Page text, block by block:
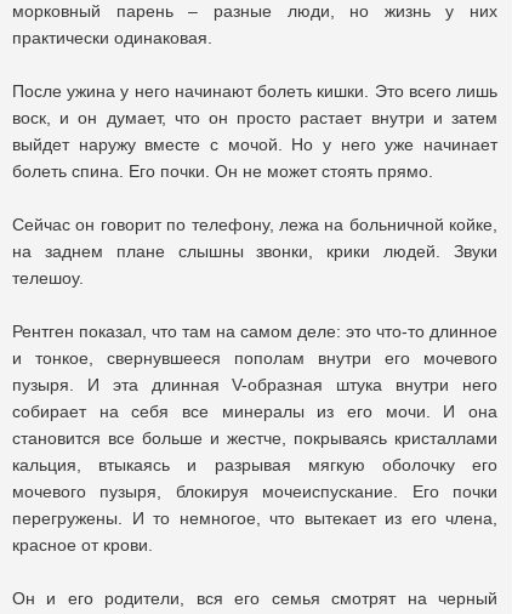
морковный парень – разные люди, но жизнь у них
практически одинаковая.
После ужина у него начинают болеть кишки. Это всего лишь
воск, и он думает, что он просто растает внутри и затем
выйдет наружу вместе с мочой. Но у него уже начинает
болеть спина. Его почки. Он не может стоять прямо.
Сейчас он говорит по телефону, лежа на больничной койке,
на заднем плане слышны звонки, крики людей. Звуки
телешоу.
Рентген показал, что там на самом деле: это что-то длинное
и тонкое, свернувшееся пополам внутри его мочевого
пузыря. И эта длинная V-образная штука внутри него
собирает на себя все минералы из его мочи. И она
становится все больше и жестче, покрываясь кристаллами
кальция, втыкаясь и разрывая мягкую оболочку его
мочевого пузыря, блокируя мочеиспускание. Его почки
перегружены. И то немногое, что вытекает из его члена,
красное от крови.
Он и его родители, вся его семья смотрят на черный